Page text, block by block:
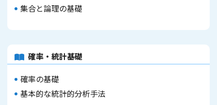
集合と論理の基礎
確率・統計基礎
確率の基礎
基本的な統計的分析手法